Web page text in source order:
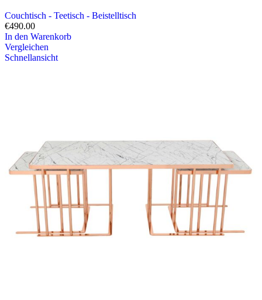
Couchtisch - Teetisch - Beistelltisch
€490.00
In den Warenkorb
Vergleichen
Schnellansicht